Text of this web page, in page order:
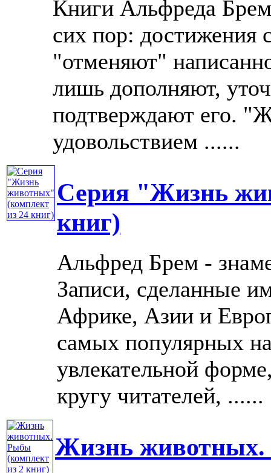
Книги Альфреда
сих пор: достижения
"отменяют"
лишь дополняют,
подтверждают его.
удовольствием ......
Серия "Жизнь
книг)
Альфред Брем -
Записи, сделанные
Африке, Азии и
самых популярных
увлекательной
кругу читателей, ......
Жизнь животных.